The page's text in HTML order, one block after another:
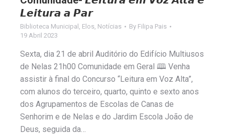
𝙇𝙚𝙞𝙩𝙪𝙧𝙖 𝙖 𝙋𝙖𝙧
Biblioteca Municipal , Elos, Notícias By Filipa Pais
19 Abril 2023
Sexta, dia 21 de abril Auditório do Edifício Multiusos
de Nelas 21h00 Comunidade em Geral 🕮 Venha
assistir à final do Concurso “Leitura em Voz Alta”,
com alunos do terceiro, quarto, quinto e sexto anos
dos Agrupamentos de Escolas de Canas de
Senhorim e de Nelas e do Jardim Escola João de
Deus, seguida da…